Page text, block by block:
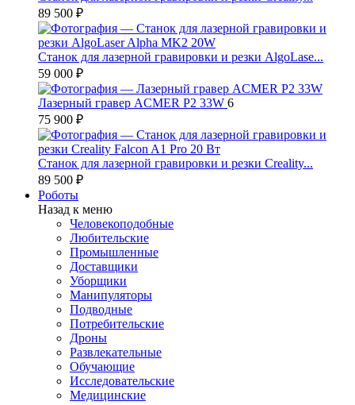
89 500 ₽
Станок для лазерной гравировки и резки AlgoLase...
59 000 ₽
Лазерный гравер ACMER P2 33W 6
75 900 ₽
Станок для лазерной гравировки и резки Creality...
89 500 ₽
Роботы
Назад к меню
Человекоподобные
Любительские
Промышленные
Доставщики
Уборщики
Манипуляторы
Подводные
Потребительские
Дроны
Развлекательные
Обучающие
Исследовательские
Медицинские